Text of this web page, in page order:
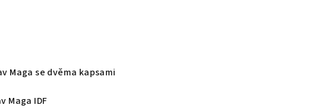
Maga se dvěma kapsami
Maga IDF